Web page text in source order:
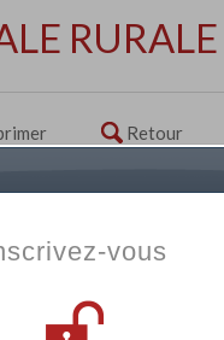
RURALE
Retour
EN L HERM
vous